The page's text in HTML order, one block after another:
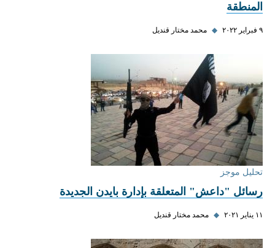
المنطقة
٩ فبراير ٢٠٢٢ ◆ محمد مختار قنديل
تحليل موجز
رسائل "داعش" المتعلقة بإدارة بايدن الجديدة
١١ يناير ٢٠٢١ ◆ محمد مختار قنديل